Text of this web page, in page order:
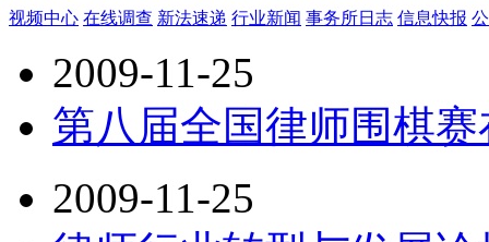
视频中心 在线调查 新法速递 行业新闻 事务所日志 信息快报
2009-11-25
第八届全国律师围棋
2009-11-25